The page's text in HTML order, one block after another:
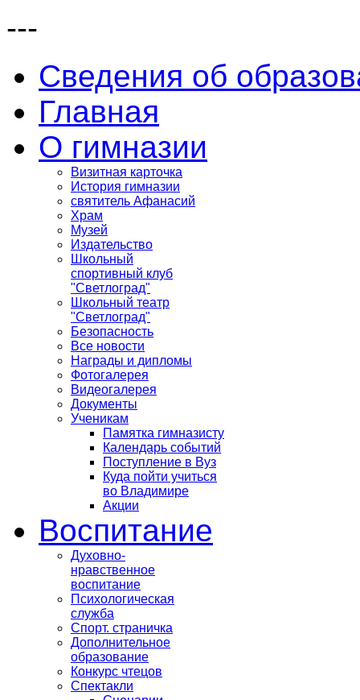
---
Сведения об
Главная
О гимназии
Визитная карточка
История гимназии
святитель Афанасий
Храм
Музей
Издательство
Школьный
спортивный клуб
"Светлоград"
Школьный театр
"Светлоград"
Безопасность
Все новости
Награды и дипломы
Фотогалерея
Видеогалерея
Документы
Ученикам
Памятка гимназисту
Календарь событий
Поступление в Вуз
Куда пойти учиться
во Владимире
Акции
Воспитание
Духовно-
нравственное
воспитание
Психологическая
служба
Спорт. страничка
Дополнительное
образование
Конкурс чтецов
Спектакли